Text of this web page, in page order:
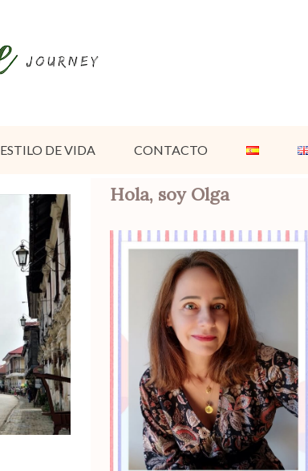
ESTILO DE VIDA CONTACTO
Hola, soy Olga